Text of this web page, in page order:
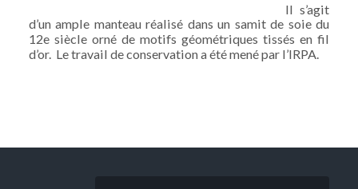
Il s’agit
d’un ample manteau réalisé dans un samit de soie du
12e siècle orné de motifs géométriques tissés en fil
d’or. Le travail de conservation a été mené par l’IRPA.